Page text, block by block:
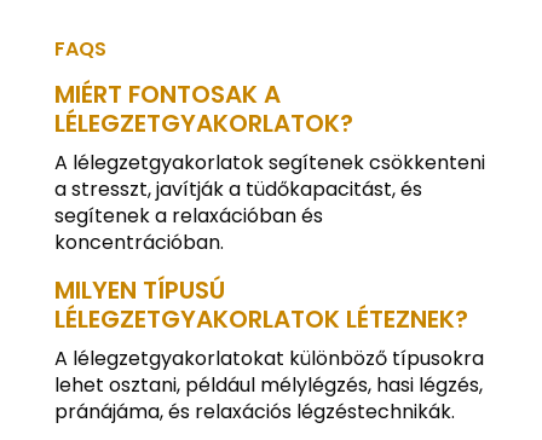
FAQS
MIÉRT FONTOSAK A
LÉLEGZETGYAKORLATOK?
A lélegzetgyakorlatok segítenek csökkenteni
a stresszt, javítják a tüdőkapacitást, és
segítenek a relaxációban és
koncentrációban.
MILYEN TÍPUSÚ
LÉLEGZETGYAKORLATOK LÉTEZNEK?
A lélegzetgyakorlatokat különböző típusokra
lehet osztani, például mélylégzés, hasi légzés,
pránájáma, és relaxációs légzéstechnikák.